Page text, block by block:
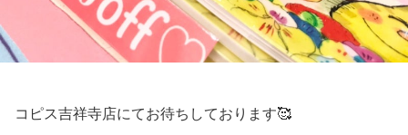
コピス吉祥寺店にてお待ちしております🥰